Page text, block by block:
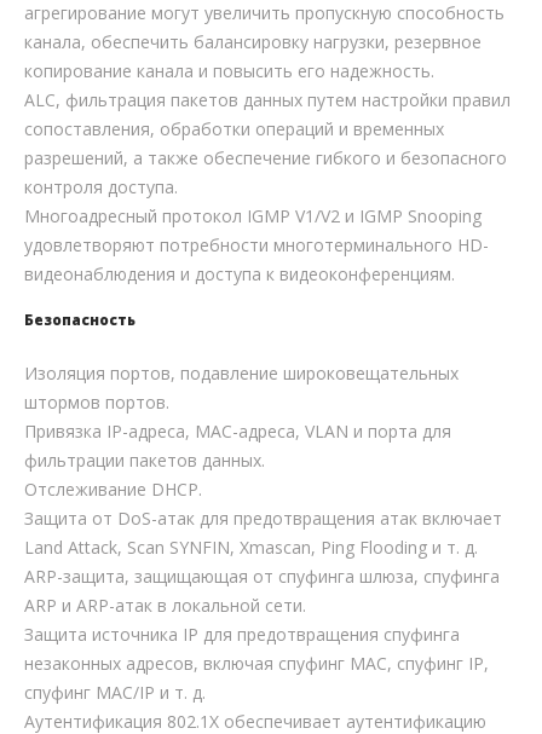
агрегирование могут увеличить пропускную способность
канала, обеспечить балансировку нагрузки, резервное
копирование канала и повысить его надежность.
ALC, фильтрация пакетов данных путем настройки правил
сопоставления, обработки операций и временных
разрешений, а также обеспечение гибкого и безопасного
контроля доступа.
Многоадресный протокол IGMP V1/V2 и IGMP Snooping
удовлетворяют потребности многотерминального HD-
видеонаблюдения и доступа к видеоконференциям.
Безопасность
Изоляция портов, подавление широковещательных
штормов портов.
Привязка IP-адреса, MAC-адреса, VLAN и порта для
фильтрации пакетов данных.
Отслеживание DHCP.
Защита от DoS-атак для предотвращения атак включает
Land Attack, Scan SYNFIN, Xmascan, Ping Flooding и т. д.
ARP-защита, защищающая от спуфинга шлюза, спуфинга
ARP и ARP-атак в локальной сети.
Защита источника IP для предотвращения спуфинга
незаконных адресов, включая спуфинг MAC, спуфинг IP,
спуфинг MAC/IP и т. д.
Аутентификация 802.1X обеспечивает аутентификацию